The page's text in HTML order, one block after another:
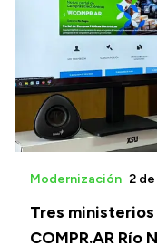
Tres
COMPR.AR Río
Modernización 2